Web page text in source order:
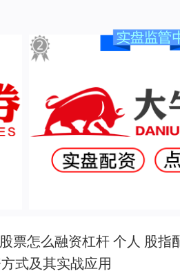
股票怎么融资杠杆 个人 股指
式及其实战应用